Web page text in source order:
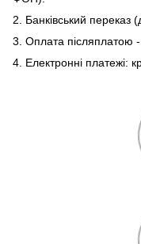
2. Банківський переказ
3. Оплата післяплатою
4. Електронні платежі: